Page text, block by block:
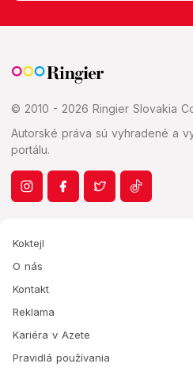
© 2010 - 2026 Ringier Slovakia
Autorské práva sú vyhradené a
portálu.
Koktejl
O nás
Kontakt
Reklama
Kariéra v Azete
Pravidlá používania